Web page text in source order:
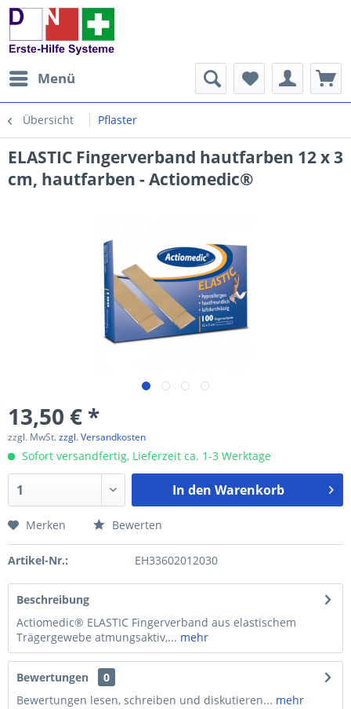
Menü
Übersicht Pflaster
ELASTIC Fingerverband hautfarben 12 x 3
cm, hautfarben - Actiomedic®
13,50 € *
zzgl. MwSt.zzgl. Versandkosten
Sofort versandfertig, Lieferzeit ca. 1-3 Werktage
In den Warenkorb
Merken Bewerten
Artikel-Nr.: EH33602012030
Beschreibung
Actiomedic® ELASTIC Fingerverband aus elastischem
Trägergewebe atmungsaktiv,... mehr
Bewertungen
0
Bewertungen lesen, schreiben und diskutieren... mehr